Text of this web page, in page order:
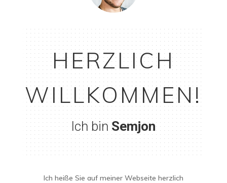
HERZLICH
WILLKOMMEN!
Ich binSemjon
Ich heiße Sie auf meiner Webseite herzlich